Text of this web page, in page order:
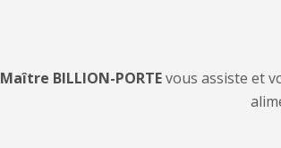
Maître BILLION-PORTEvous assiste et